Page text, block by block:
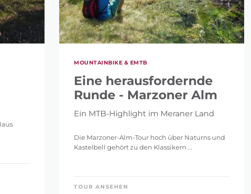
MOUNTAINBIKE & EMTB
Eine herausfordernde
Runde - Marzoner Alm
Ein MTB-Highlight im Meraner Land
Die Marzoner-Alm-Tour hoch über Naturns und
Kastelbell gehört zu den Klassikern ...
TOUR ANSEHEN